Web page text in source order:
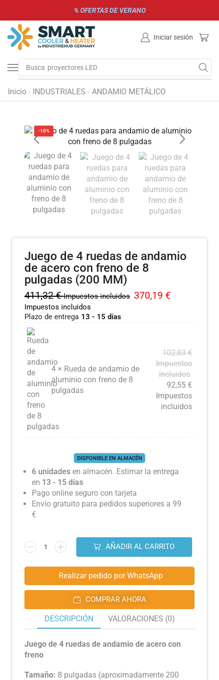
% OFERTAS DE VERANO
Iniciar sesión
Busca proyectores LED
Inicio / INDUSTRIALES / ANDAMIO METÁLICO
-10%
Juego de 4 ruedas de andamio
de acero con freno de 8
pulgadas (200 MM)
411,32€ Impuestos incluidos 370,19 €
Impuestos incluidos
Plazo de entrega 13 - 15 días
4 × Rueda de andamio de
aluminio con freno de 8
pulgadas
102,83€
Impuestos
incluidos
92,55 €
Impuestos
incluidos
DISPONIBLE EN ALMACÉN
6 unidades en almacén. Estimar la entrega
en 13 - 15 días
Pago online seguro con tarjeta
Envío gratuito para pedidos superiores a 99
€
AÑADIR AL CARRITO
Realizar pedido por WhatsApp
COMPRAR AHORA
DESCRIPCIÓN VALORACIONES (0)
Juego de 4 ruedas de andamio de acero con
freno
Tamaño: 8 pulgadas (aproximadamente 200